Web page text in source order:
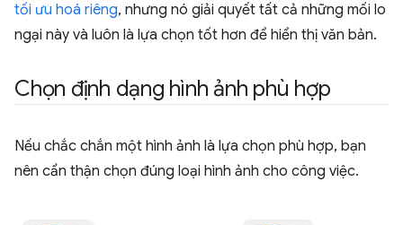
tối ưu hoá riêng, nhưng nó giải quyết tất cả những mối lo
ngại này và luôn là lựa chọn tốt hơn để hiển thị văn bản.
Chọn định dạng hình ảnh phù hợp
Nếu chắc chắn một hình ảnh là lựa chọn phù hợp, bạn
nên cẩn thận chọn đúng loại hình ảnh cho công việc.